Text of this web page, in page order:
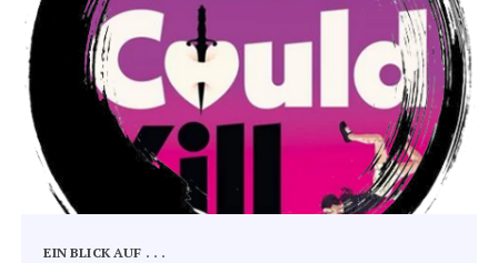
EIN BLICK AUF . . .